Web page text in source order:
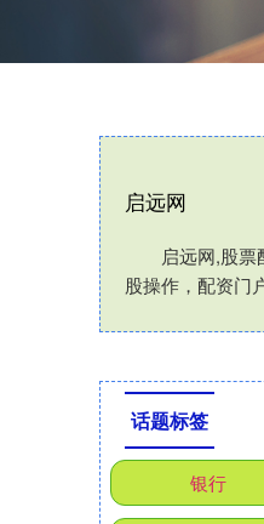
启远网
启远网,股
股操作，配资门
话题标签
银行